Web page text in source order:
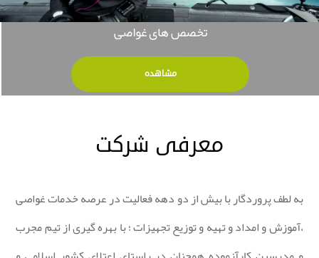
تخصص های غواصی
مشاهده
معرفی شرکت
به لطف پروردگار با بیش از دو دهه فعالیت در عرصه خدمات غواصی
،آموزش و امداد و تهیه و توزیع تجهیزات ؛ با بهره گیری از تیم مجرب